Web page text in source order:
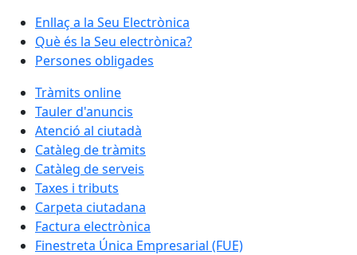
Enllaç a la Seu Electrònica
Què és la Seu electrònica?
Persones obligades
Tràmits online
Tauler d'anuncis
Atenció al ciutadà
Catàleg de tràmits
Catàleg de serveis
Taxes i tributs
Carpeta ciutadana
Factura electrònica
Finestreta Única Empresarial (FUE)